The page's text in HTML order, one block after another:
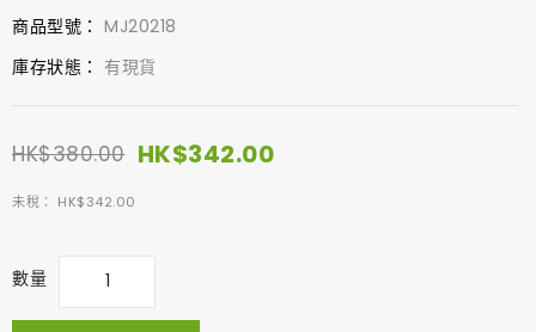
商品型號： MJ20218
庫存狀態： 有現貨
HK$380.00 HK$342.00
未稅： HK$342.00
數量